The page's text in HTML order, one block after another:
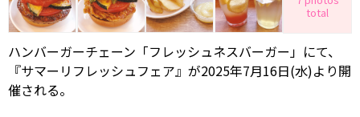
total
ハンバーガーチェーン「フレッシュネスバーガー」にて、
『サマーリフレッシュフェア』が2025年7月16日(水)より開
催される。